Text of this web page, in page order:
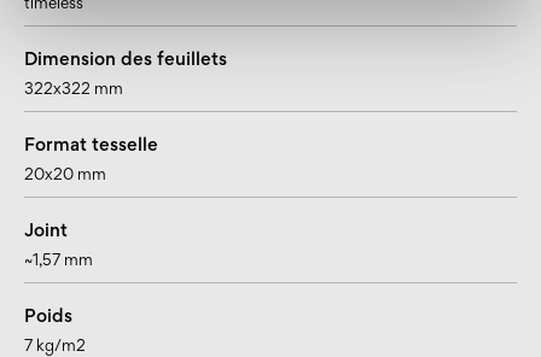
timeless
Dimension des feuillets
322x322 mm
Format tesselle
20x20 mm
Joint
~1,57 mm
Poids
7 kg/m2